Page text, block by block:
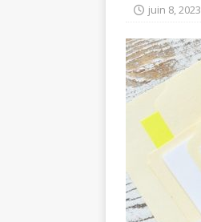
juin 8, 2023